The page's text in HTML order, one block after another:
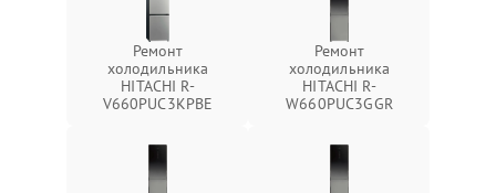
Ремонт
холодильника
HITACHI R-
V660PUC3KPBE
Ремонт
холодильника
HITACHI R-
W660PUC3GGR